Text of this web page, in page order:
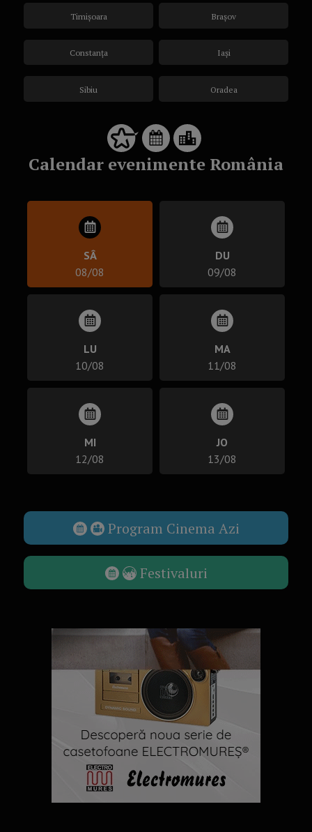
Timișoara
Constanța
Sibiu
Brașov
Iași
Oradea
Calendar evenimente România
SÂ
08/08
DU
09/08
LU
10/08
MA
11/08
MI
12/08
JO
13/08
Program Cinema Azi
Festivaluri